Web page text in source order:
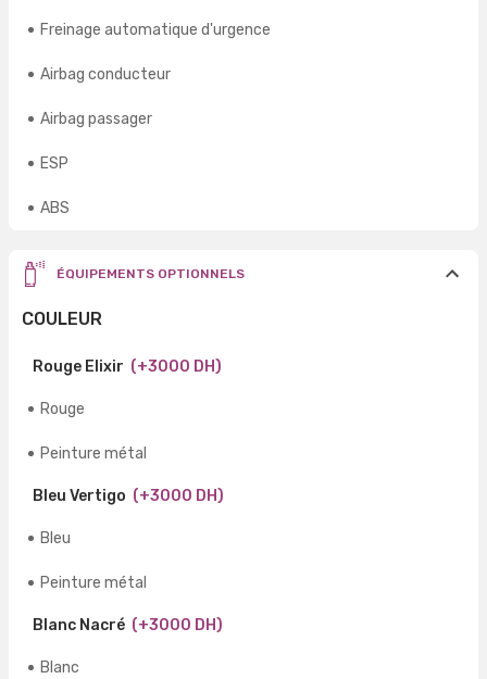
Freinage automatique d'urgence
Airbag conducteur
Airbag passager
ESP
ABS
ÉQUIPEMENTS OPTIONNELS
COULEUR
Rouge Elixir (+3000 DH)
Rouge
Peinture métal
Bleu Vertigo (+3000 DH)
Bleu
Peinture métal
Blanc Nacré (+3000 DH)
Blanc